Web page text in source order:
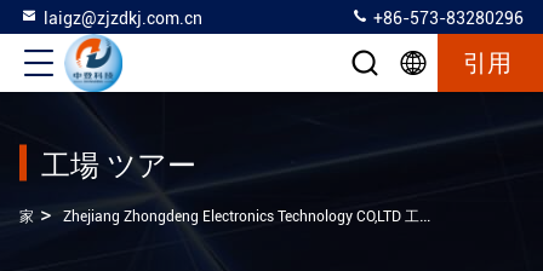
laigz@zjzdkj.com.cn +86-573-83280296
引用
工場 ツアー
家 > Zhejiang Zhongdeng Electronics Technology CO,LTD 工場 ツアー